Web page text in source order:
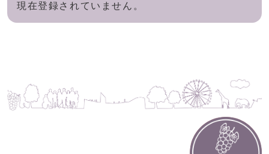
現在登録されていません。